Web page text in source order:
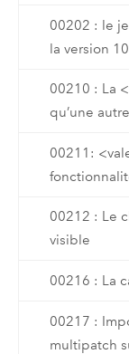
00202 : le
la version
00210 : La
qu’une
00211:
00212 : Le
visible
00216 : La
00217 :
multipatch